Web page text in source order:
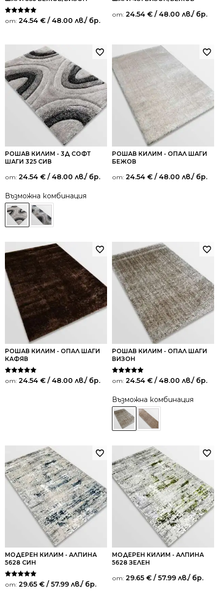
Оценено на
5.00
от: 24.54 € / 48.00 лв./ бр.
от: 24.54 € / 48.00 лв./ бр.
РОШАВ КИЛИМ - 3Д СОФТ
ШАГИ 325 СИВ
от: 24.54 € / 48.00 лв./ бр.
Възможна комбинация
РОШАВ КИЛИМ - ОПАЛ ШАГИ
БЕЖОВ
от: 24.54 € / 48.00 лв./ бр.
РОШАВ КИЛИМ - ОПАЛ ШАГИ
КАФЯВ
Оценено на
5.00
от: 24.54 € / 48.00 лв./ бр.
РОШАВ КИЛИМ - ОПАЛ ШАГИ
ВИЗОН
Оценено на
5.00
от: 24.54 € / 48.00 лв./ бр.
Възможна комбинация
МОДЕРЕН КИЛИМ - АЛПИНА
5628 СИН
Оценено на
5.00
от: 29.65 € / 57.99 лв./ бр.
МОДЕРЕН КИЛИМ - АЛПИНА
5628 ЗЕЛЕН
от: 29.65 € / 57.99 лв./ бр.